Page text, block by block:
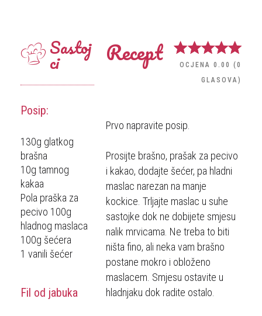
Sastoj
ci
Posip:
130g glatkog
brašna
10g tamnog
kakaa
Pola praška za
pecivo 100g
hladnog maslaca
100g šećera
1 vanili šećer
Fil od jabuka
Recept OCJENA 0.00 ( 0
GLASOVA)
Prvo napravite posip.
Prosijte brašno, prašak za pecivo
i kakao, dodajte šećer, pa hladni
maslac narezan na manje
kockice. Trljajte maslac u suhe
sastojke dok ne dobijete smjesu
nalik mrvicama. Ne treba to biti
ništa fino, ali neka vam brašno
postane mokro i obloženo
maslacem. Smjesu ostavite u
hladnjaku dok radite ostalo.